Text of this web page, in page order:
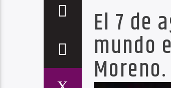
El 7 de
mundo
Moreno.